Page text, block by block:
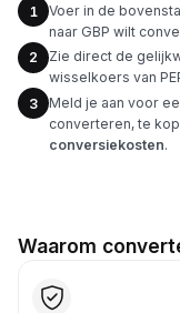
1
Voer in de
naar GBP wilt
2
Zie direct de
wisselkoers van
3
Meld je aan voor
converteren, te
conversiekosten.
Waarom